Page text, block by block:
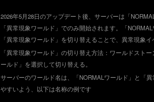
2026年5月28日のアップデート後、サーバーは「
「異常現象ワールド」でのみ開始されます。「
「異常現象ワールド」を切り替えることで、異常現象
「異常現象ワールド」の切り替え方法：ワールドスト
ールド」を選択して切り替える。
サーバーのワールド名は、「NORMALワールド」と「
やすいよう、以下は名称の例です